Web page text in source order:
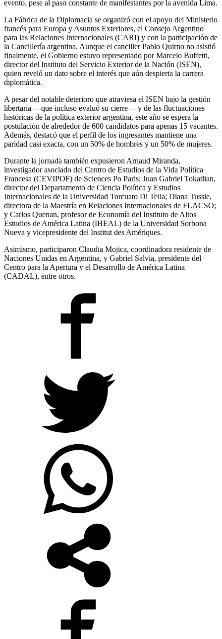
evento, pese al paso constante de manifestantes por la avenida Lima.
La Fábrica de la Diplomacia se organizó con el apoyo del Ministerio
francés para Europa y Asuntos Exteriores, el Consejo Argentino
para las Relaciones Internacionales (CARI) y con la participación de
la Cancillería argentina. Aunque el canciller Pablo Quirno no asistió
finalmente, el Gobierno estuvo representado por Marcelo Buffetti,
director del Instituto del Servicio Exterior de la Nación (ISEN),
quien reveló un dato sobre el interés que aún despierta la carrera
diplomática.
A pesar del notable deterioro que atraviesa el ISEN bajo la gestión
libertaria —que incluso evaluó su cierre— y de las fluctuaciones
históricas de la política exterior argentina, este año se espera la
postulación de alrededor de 600 candidatos para apenas 15 vacantes.
Además, destacó que el perfil de los ingresantes mantiene una
paridad casi exacta, con un 50% de hombres y un 50% de mujeres.
Durante la jornada también expusieron Arnaud Miranda,
investigador asociado del Centro de Estudios de la Vida Política
Francesa (CEVIPOF) de Sciences Po Paris; Juan Gabriel Tokatlian,
director del Departamento de Ciencia Política y Estudios
Internacionales de la Universidad Torcuato Di Tella; Diana Tussie,
directora de la Maestría en Relaciones Internacionales de FLACSO;
y Carlos Quenan, profesor de Economía del Instituto de Altos
Estudios de América Latina (IHEAL) de la Universidad Sorbona
Nueva y vicepresidente del Institut des Amériques.
Asimismo, participaron Claudia Mojica, coordinadora residente de
Naciones Unidas en Argentina, y Gabriel Salvia, presidente del
Centro para la Apertura y el Desarrollo de América Latina
(CADAL), entre otros.